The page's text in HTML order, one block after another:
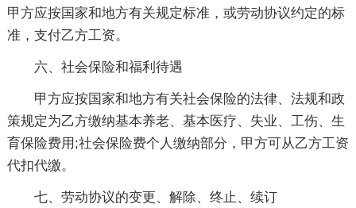
甲方应按国家和地方有关规定标准，或劳动协议约定的标
准，支付乙方工资。
六、社会保险和福利待遇
甲方应按国家和地方有关社会保险的法律、法规和政
策规定为乙方缴纳基本养老、基本医疗、失业、工伤、生
育保险费用;社会保险费个人缴纳部分，甲方可从乙方工资
代扣代缴。
七、劳动协议的变更、解除、终止、续订